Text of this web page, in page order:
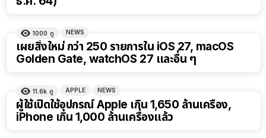
1000 ดู NEWS
เผยสิ่งใหม่ กว่า 250 รายการใน iOS 27, macOS
Golden Gate, watchOS 27 และอื่น ๆ
11.6k ดู APPLE NEWS
ผู้ใช้เปิดใช้อุปกรณ์ Apple เกิน 1,650 ล้านเครื่อง,
iPhone เกิน 1,000 ล้านเครื่องแล้ว